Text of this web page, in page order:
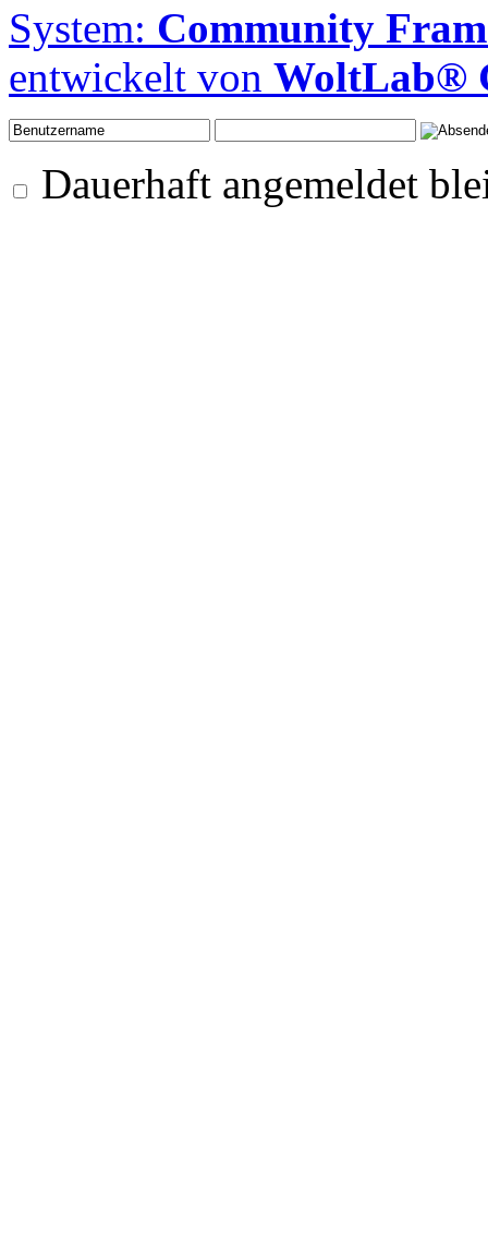
System: Community
entwickelt von WoltLab®
Dauerhaft angemeldet